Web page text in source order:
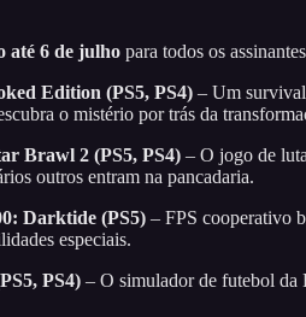
até 6 de julho para todos os
Edition (PS5, PS4) – Um
o mistério por trás da
Brawl 2 (PS5, PS4) – O jogo de
outros entram na pancadaria.
Darktide (PS5) – FPS cooperativo
especiais.
PS4) – O simulador de futebol da